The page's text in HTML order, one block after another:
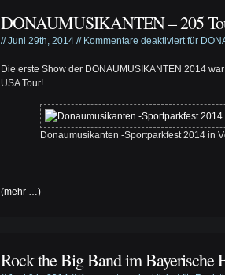
DONAUMUSIKANTEN – 205
// Juni 29th, 2014 // Kommentare deaktiviertfür
Die erste Show der DONAUMUSIKANTEN 2014
USA Tour!
Donaumusikanten -Sportparkfest 2014 in
(mehr …)
Rock the Big Band im Bayerische